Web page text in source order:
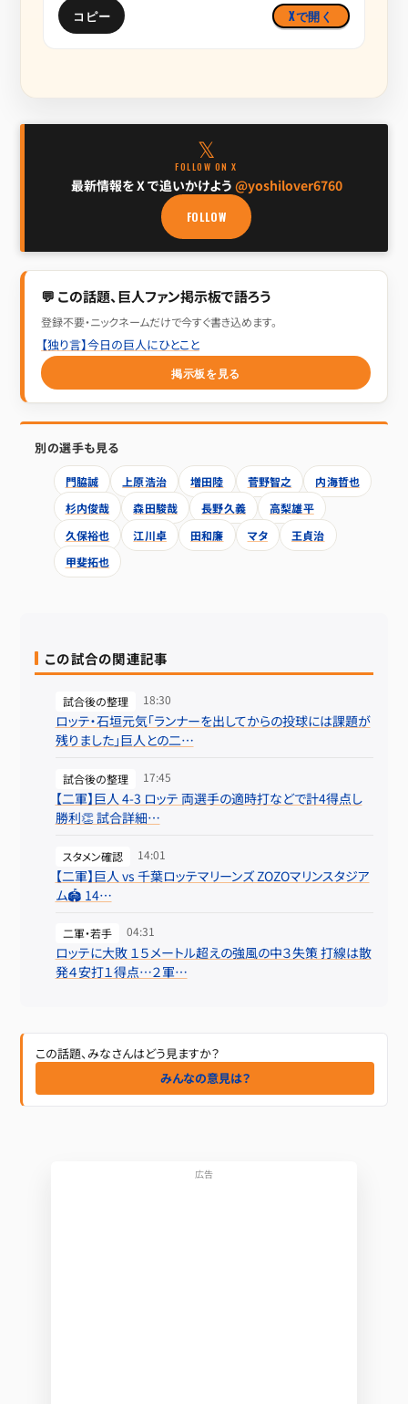
コピー Xで開く
𝕏
FOLLOW ON X
最新情報を X で追いかけよう @yoshilover6760
FOLLOW
💬 この話題、巨人ファン掲示板で語ろう
登録不要・ニックネームだけで今すぐ書き込めます。
【独り言】今日の巨人にひとこと
掲示板を見る
別の選手も見る
門脇誠 上原浩治 増田陸 菅野智之
内海哲也
杉内俊哉
森田駿哉 長野久義
高梨雄平
久保裕也
江川卓 田和廉 マタ
王貞治
甲斐拓也
この試合の関連記事
試合後の整理 18:30
ロッテ・石垣元気「ランナーを出してからの投球には課題が
残りました」巨人との二…
試合後の整理 17:45
【二軍】巨人 4-3 ロッテ 両選手の適時打などで計4得点し
勝利👏 試合詳細…
スタメン確認 14:01
【二軍】巨人 vs 千葉ロッテマリーンズ ZOZOマリンスタジア
ム🏟️ 14…
二軍・若手 04:31
ロッテに大敗 １５メートル超えの強風の中３失策 打線は散
発４安打１得点…２軍…
この話題、みなさんはどう見ますか？
みんなの意見は？
広告